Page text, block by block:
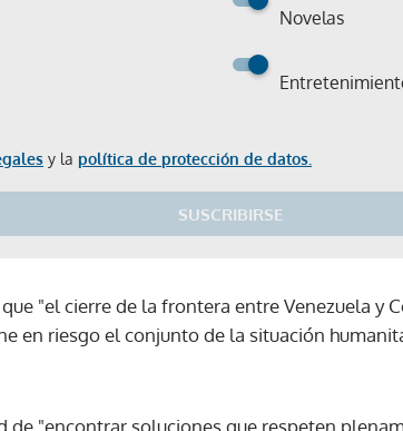
Novelas
y la política de protección de datos.
SUSCRIBIRSE
"el cierre de la frontera entre Venezuela y
en riesgo el conjunto de la situación
de "encontrar soluciones que respeten